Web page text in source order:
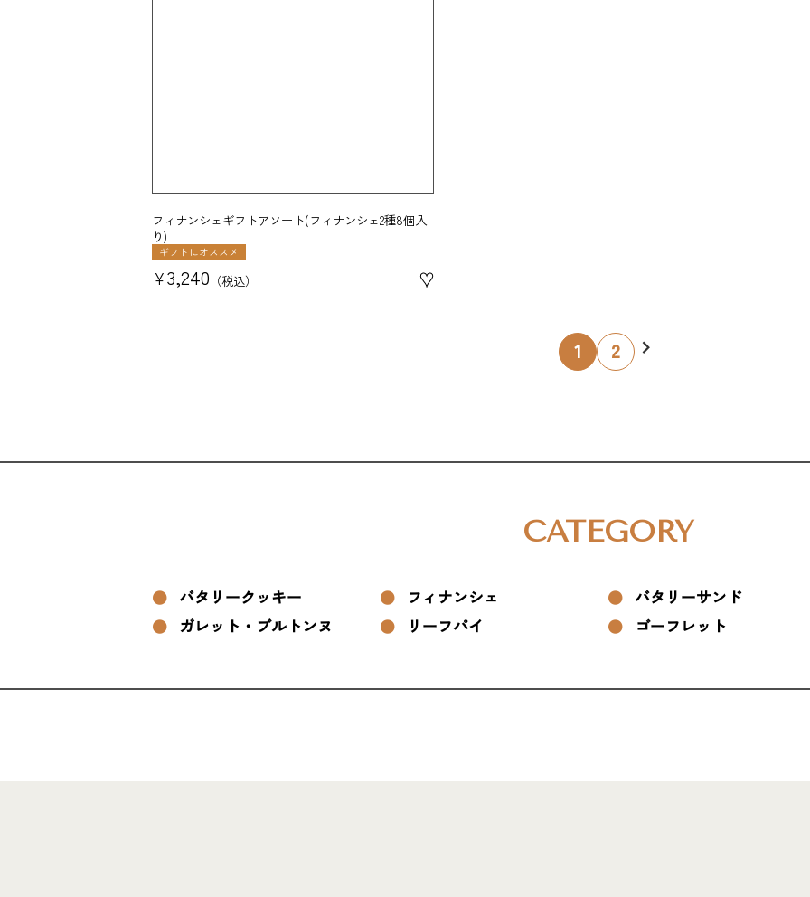
フィナンシェギフトアソート(フィナンシェ2種8個入
り)
ギフトにオススメ
¥3,240 税込 ♥
1 2
CATEGORY
バタリークッキー フィナンシェ バタリーサンド
ガレット・ブルトンヌ
リーフパイ ゴーフレット